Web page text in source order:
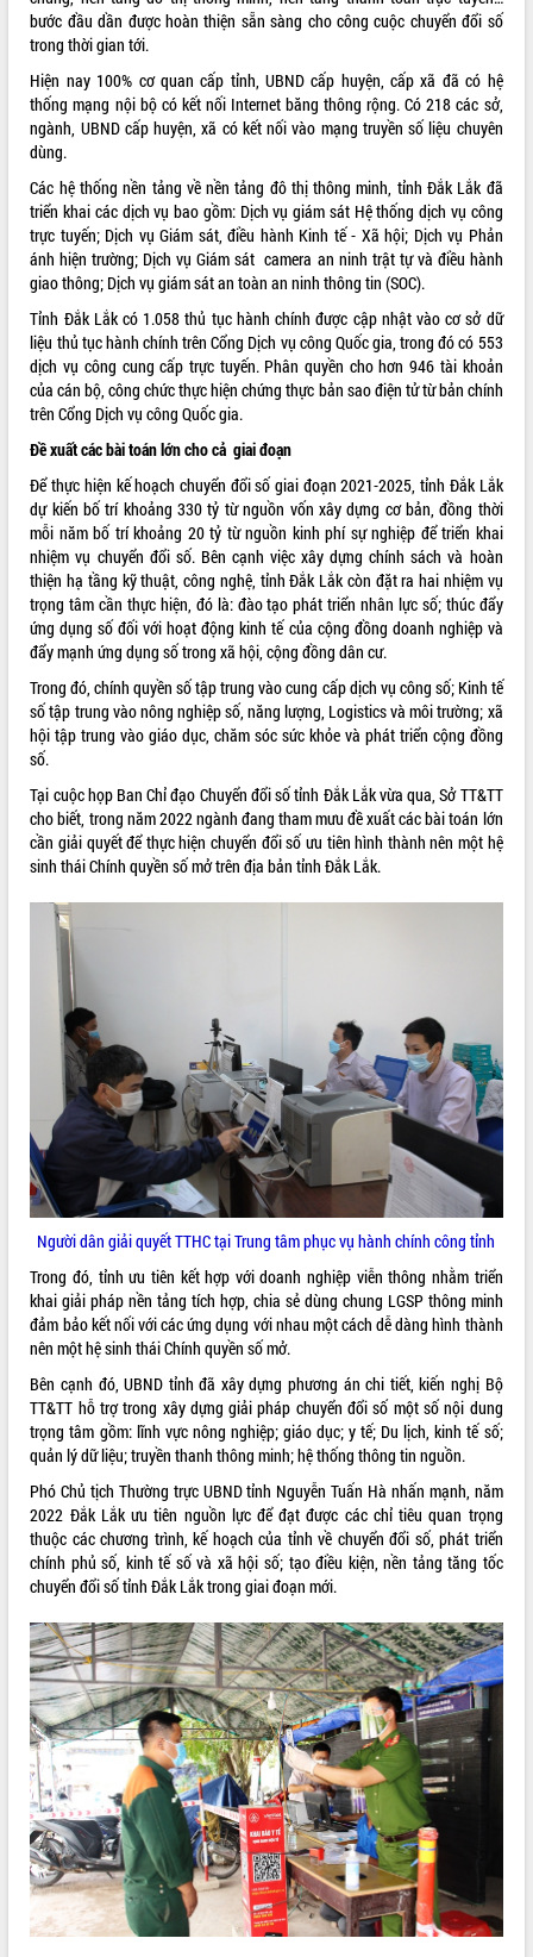
Hội thảo góp ý hồ sơ điều chỉnh quy
hoạch tỉnh Đắk Lắk thời kỳ 2021-2030,
tầm nhìn đến năm 2050
Nâng cao hiệu quả hoạt động của các
doanh nghiệp nhà nước
Hội nghị triển khai kết nối mạng
truyền số liệu chuyên dùng phục vụ cơ
quan Đảng, Nhà nước
Lễ phát động chuỗi hoạt động chung
tay làm sạch môi trường
Xã Ea Kar bước chuyển mình trong
công tác cải cách hành chính mô hình
mới
UBND tỉnh họp báo định kỳ tháng 4
năm 2026
Hội thảo khoa học “Giải pháp thúc đẩy
phát triển nền kinh tế xanh tại tỉnh
Đắk Lắk”
Tăng cường giám sát, đôn đốc thực
hiện nhiệm vụ quản lý tài sản công
hàng tuần
Tháo gỡ những vướng mắc, đẩy mạnh
công tác cải cách thủ tục hành chính
tại Trung tâm Phục vụ hành chính
công tỉnh
Đắk Lắk: Tôn vinh 46 giải pháp tại Hội
thi Sáng tạo Kỹ thuật 2024 - 2025
Đắk Lắk rà soát, điều chỉnh Đề án 190
về phát triển nuôi trồng thủy sản
Phó Chủ tịch UBND tỉnh Đắk Lắk
Trương Công Thái kiểm tra thực địa
Dự án cao tốc Khánh Hòa - Buôn Ma
Thuột
Định vị cà phê Việt Nam như một “di
Xây dựng nông thôn mới: Nâng cao đời
sống người dân từ những mô hình thiết
Quyết liệt tháo gỡ vướng mắc, đẩy
nhanh tiến độ các dự án trọng điểm
trong Khu kinh tế Nam Phú Yên
Hòn Yến phát triển du lịch gắn với bảo
tồn biển
Lấy ý kiến điều chỉnh Quy hoạch tỉnh
Đắk Lắk thời kỳ 2021-2030, tầm nhìn
đến năm 2050
Phát động chiến dịch 30 ngày đêm
giải phóng mặt bằng Tuyến đường bộ
ven biển
Đắk Lắk nỗ lực thúc đẩy tăng trưởng
kinh tế từ 10% trở lên trong Quý
II/2026
Đắk Lắk ký kết thỏa thuận hợp tác về
chuyển đổi số giai đoạn 2026 – 2030
với Tập đoàn Bưu chính Viễn thông
Việt Nam
Thứ trưởng Bộ Y tế làm việc với tỉnh
Đắk Lắk về phát triển nhân lực y tế
cho trạm y tế cấp xã
Du lịch Đắk Lắk nâng tầm trải nghiệm
du khách thông qua Hệ thống cơ sở dữ
liệu và Bản đồ số
trong thương mại điện tử năm 2026
Đoàn đại biểu Quốc hội tỉnh Đắk Lắk
trao đổi thông tin trước Kỳ họp thứ
nhất, Quốc hội khóa XVI
Quyết liệt cải cách hành chính, khơi
thông nguồn lực phát triển
Nâng cao hiệu lực, hiệu quả HĐND
tỉnh thông qua hiện đại hóa hành chính
Xã Ea Phê gắn cải cách hành chính với
chuyển đổi số
Phó Chủ tịch Thường trực UBND tỉnh
Hồ Thị Nguyên Thảo làm việc tại Trung
bước đầu dần được hoàn thiện sẵn sàng cho công cuộc chuyển đổi số
trong thời gian tới.
Hiện nay 100% cơ quan cấp tỉnh, UBND cấp huyện, cấp xã đã có hệ
thống mạng nội bộ có kết nối Internet băng thông rộng. Có 218 các sở,
ngành, UBND cấp huyện, xã có kết nối vào mạng truyền số liệu chuyên
dùng.
Các hệ thống nền tảng về nền tảng đô thị thông minh, tỉnh Đắk Lắk đã
triển khai các dịch vụ bao gồm: Dịch vụ giám sát Hệ thống dịch vụ công
trực tuyến; Dịch vụ Giám sát, điều hành Kinh tế - Xã hội; Dịch vụ Phản
ánh hiện trường; Dịch vụ Giám sát camera an ninh trật tự và điều hành
giao thông; Dịch vụ giám sát an toàn an ninh thông tin (SOC).
Tỉnh Đắk Lắk có 1.058 thủ tục hành chính được cập nhật vào cơ sở dữ
liệu thủ tục hành chính trên Cổng Dịch vụ công Quốc gia, trong đó có 553
dịch vụ công cung cấp trực tuyến. Phân quyền cho hơn 946 tài khoản
của cán bộ, công chức thực hiện chứng thực bản sao điện tử từ bản chính
trên Cổng Dịch vụ công Quốc gia.
Đề xuất các bài toán lớn cho cả giai đoạn
Để thực hiện kế hoạch chuyển đổi số giai đoạn 2021-2025, tỉnh Đắk Lắk
dự kiến bố trí khoảng 330 tỷ từ nguồn vốn xây dựng cơ bản, đồng thời
mỗi năm bố trí khoảng 20 tỷ từ nguồn kinh phí sự nghiệp để triển khai
nhiệm vụ chuyển đổi số. Bên cạnh việc xây dựng chính sách và hoàn
thiện hạ tầng kỹ thuật, công nghệ, tỉnh Đắk Lắk còn đặt ra hai nhiệm vụ
trọng tâm cần thực hiện, đó là: đào tạo phát triển nhân lực số; thúc đẩy
ứng dụng số đối với hoạt động kinh tế của cộng đồng doanh nghiệp và
đẩy mạnh ứng dụng số trong xã hội, cộng đồng dân cư.
Trong đó, chính quyền số tập trung vào cung cấp dịch vụ công số; Kinh tế
số tập trung vào nông nghiệp số, năng lượng, Logistics và môi trường; xã
hội tập trung vào giáo dục, chăm sóc sức khỏe và phát triển cộng đồng
số.
Tại cuộc họp Ban Chỉ đạo Chuyển đổi số tỉnh Đắk Lắk vừa qua, Sở TT&TT
cho biết, trong năm 2022 ngành đang tham mưu đề xuất các bài toán lớn
cần giải quyết để thực hiện chuyển đổi số ưu tiên hình thành nên một hệ
sinh thái Chính quyền số mở trên địa bản tỉnh Đắk Lắk.
Người dân giải quyết TTHC tại Trung tâm phục vụ hành chính công tỉnh
Trong đó, tỉnh ưu tiên kết hợp với doanh nghiệp viễn thông nhằm triển
khai giải pháp nền tảng tích hợp, chia sẻ dùng chung LGSP thông minh
đảm bảo kết nối với các ứng dụng với nhau một cách dễ dàng hình thành
nên một hệ sinh thái Chính quyền số mở.
Bên cạnh đó, UBND tỉnh đã xây dựng phương án chi tiết, kiến nghị Bộ
TT&TT hỗ trợ trong xây dựng giải pháp chuyển đổi số một số nội dung
trọng tâm gồm: lĩnh vực nông nghiệp; giáo dục; y tế; Du lịch, kinh tế số;
quản lý dữ liệu; truyền thanh thông minh; hệ thống thông tin nguồn.
Phó Chủ tịch Thường trực UBND tỉnh Nguyễn Tuấn Hà nhấn mạnh, năm
2022 Đắk Lắk ưu tiên nguồn lực để đạt được các chỉ tiêu quan trọng
thuộc các chương trình, kế hoạch của tỉnh về chuyển đổi số, phát triển
chính phủ số, kinh tế số và xã hội số; tạo điều kiện, nền tảng tăng tốc
chuyển đổi số tỉnh Đắk Lắk trong giai đoạn mới.